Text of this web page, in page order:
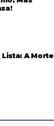
Lista: A Morte